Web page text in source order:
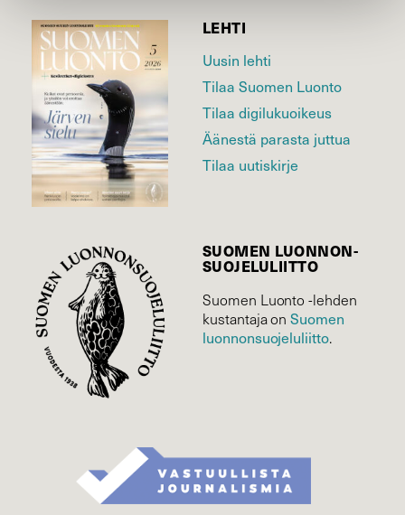
LEHTI
Uusin lehti
Tilaa Suomen Luonto
Tilaa digilukuoikeus
Äänestä parasta juttua
Tilaa uutiskirje
SUOMEN LUONNON­
SUOJELU­LIITTO
Suomen Luonto -lehden
kustantaja onSuomen
luonnonsuojelu­liitto.